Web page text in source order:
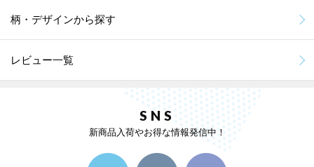
柄・デザインから探す
レビュー一覧
SNS
新商品入荷やお得な情報発信中！